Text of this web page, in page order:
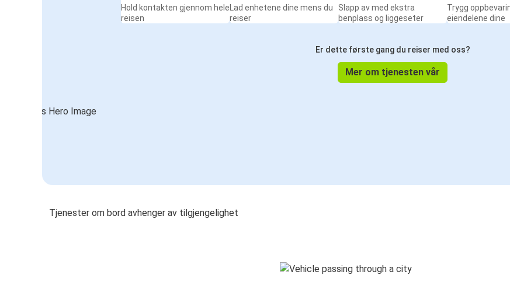
Hold kontakten gjennom hele
reisen
Lad enhetene dine mens du
reiser
Slapp av med ekstra
benplass og liggeseter
Trygg
eiendelene dine
Er dette første gang du reiser med oss?
Mer om tjenesten vår
Tjenester om bord avhenger av tilgjengelighet